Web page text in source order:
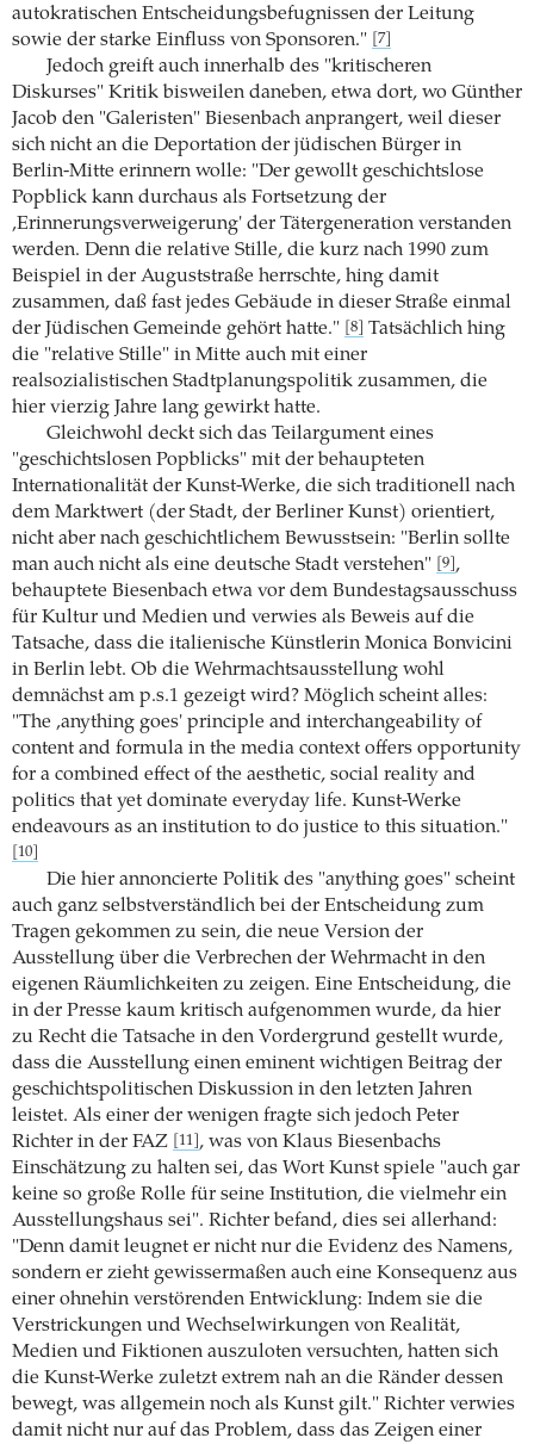
autokratischen Entscheidungsbefugnissen der Leitung
sowie der starke Einfluss von Sponsoren."
[7]
Jedoch greift auch innerhalb des "kritischeren
Diskurses" Kritik bisweilen daneben, etwa dort, wo Günther
Jacob den "Galeristen" Biesenbach anprangert, weil dieser
sich nicht an die Deportation der jüdischen Bürger in
Berlin-Mitte erinnern wolle: "Der gewollt geschichtslose
Popblick kann durchaus als Fortsetzung der
‚Erinnerungsverweigerung' der Tätergeneration verstanden
werden. Denn die relative Stille, die kurz nach 1990 zum
Beispiel in der Auguststraße herrschte, hing damit
zusammen, daß fast jedes Gebäude in dieser Straße einmal
der Jüdischen Gemeinde gehört hatte."
[8]
Tatsächlich hing
die "relative Stille" in Mitte auch mit einer
realsozialistischen Stadtplanungspolitik zusammen, die
hier vierzig Jahre lang gewirkt hatte.
Gleichwohl deckt sich das Teilargument eines
"geschichtslosen Popblicks" mit der behaupteten
Internationalität der Kunst-Werke, die sich traditionell nach
dem Marktwert (der Stadt, der Berliner Kunst) orientiert,
nicht aber nach geschichtlichem Bewusstsein: "Berlin sollte
man auch nicht als eine deutsche Stadt verstehen"
[9] ,
behauptete Biesenbach etwa vor dem Bundestagsausschuss
für Kultur und Medien und verwies als Beweis auf die
Tatsache, dass die italienische Künstlerin Monica Bonvicini
in Berlin lebt. Ob die Wehrmachtsausstellung wohl
demnächst am p.s.1 gezeigt wird? Möglich scheint alles:
"The ‚anything goes' principle and interchangeability of
content and formula in the media context offers opportunity
for a combined effect of the aesthetic, social reality and
politics that yet dominate everyday life. Kunst-Werke
endeavours as an institution to do justice to this situation."
[10]
Die hier annoncierte Politik des "anything goes" scheint
auch ganz selbstverständlich bei der Entscheidung zum
Tragen gekommen zu sein, die neue Version der
Ausstellung über die Verbrechen der Wehrmacht in den
eigenen Räumlichkeiten zu zeigen. Eine Entscheidung, die
in der Presse kaum kritisch aufgenommen wurde, da hier
zu Recht die Tatsache in den Vordergrund gestellt wurde,
dass die Ausstellung einen eminent wichtigen Beitrag der
geschichtspolitischen Diskussion in den letzten Jahren
leistet. Als einer der wenigen fragte sich jedoch Peter
Richter in der FAZ
[11] , was von Klaus Biesenbachs
Einschätzung zu halten sei, das Wort Kunst spiele "auch gar
keine so große Rolle für seine Institution, die vielmehr ein
Ausstellungshaus sei". Richter befand, dies sei allerhand:
"Denn damit leugnet er nicht nur die Evidenz des Namens,
sondern er zieht gewissermaßen auch eine Konsequenz aus
einer ohnehin verstörenden Entwicklung: Indem sie die
Verstrickungen und Wechselwirkungen von Realität,
Medien und Fiktionen auszuloten versuchten, hatten sich
die Kunst-Werke zuletzt extrem nah an die Ränder dessen
bewegt, was allgemein noch als Kunst gilt." Richter verwies
damit nicht nur auf das Problem, dass das Zeigen einer